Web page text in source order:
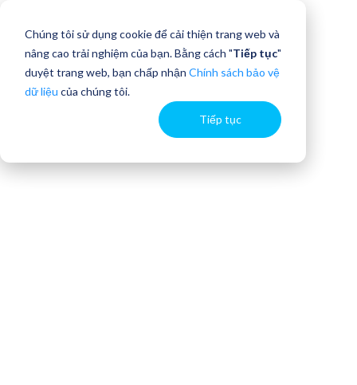
Chúng tôi sử dụng cookie để cải thiện trang web và
nâng cao trải nghiệm của bạn. Bằng cách "Tiếp tục"
duyệt trang web, bạn chấp nhận Chính sách bảo vệ
dữ liệu của chúng tôi.
Tiếp tục